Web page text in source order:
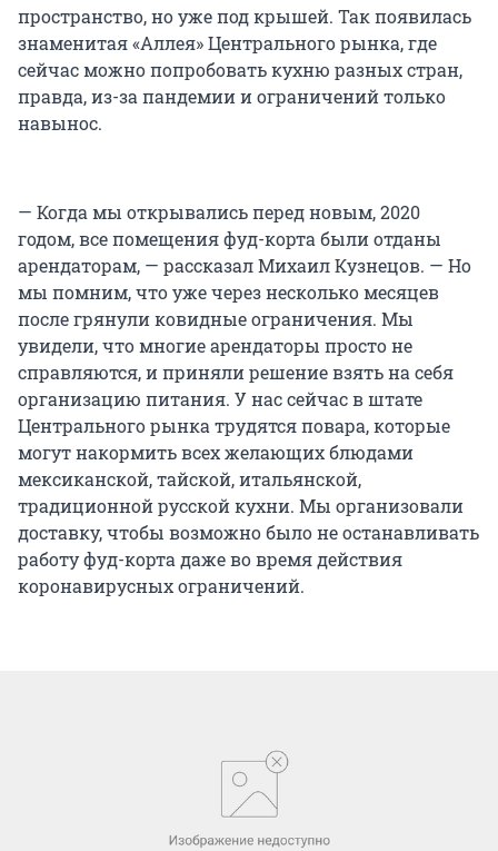
пространство, но уже под крышей. Так появилась
знаменитая «Аллея» Центрального рынка, где
сейчас можно попробовать кухню разных стран,
правда, из-за пандемии и ограничений только
навынос.
— Когда мы открывались перед новым, 2020
годом, все помещения фуд-корта были отданы
арендаторам, — рассказал Михаил Кузнецов. — Но
мы помним, что уже через несколько месяцев
после грянули ковидные ограничения. Мы
увидели, что многие арендаторы просто не
справляются, и приняли решение взять на себя
организацию питания. У нас сейчас в штате
Центрального рынка трудятся повара, которые
могут накормить всех желающих блюдами
мексиканской, тайской, итальянской,
традиционной русской кухни. Мы организовали
доставку, чтобы возможно было не останавливать
работу фуд-корта даже во время действия
коронавирусных ограничений.